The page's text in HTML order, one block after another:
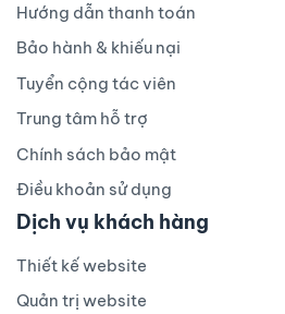
Hướng dẫn thanh toán
Bảo hành & khiếu nại
Tuyển cộng tác viên
Trung tâm hỗ trợ
Chính sách bảo mật
Điều khoản sử dụng
Dịch vụ khách hàng
Thiết kế website
Quản trị website